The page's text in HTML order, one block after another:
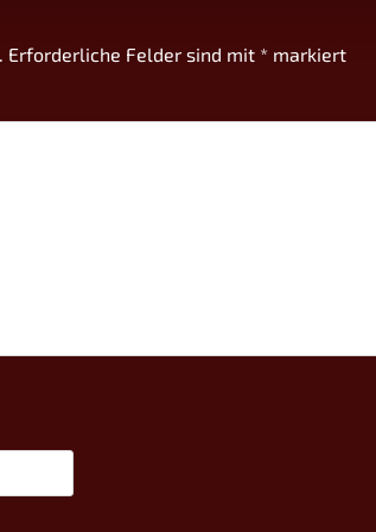
Erforderliche Felder sind mit * markiert